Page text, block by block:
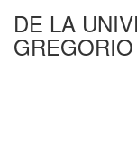
DE LA